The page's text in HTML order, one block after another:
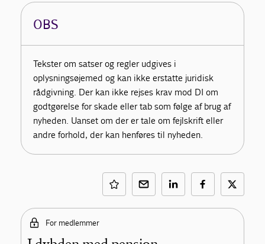
OBS
Tekster om satser og regler udgives i
oplysningsøjemed og kan ikke erstatte juridisk
rådgivning. Der kan ikke rejses krav mod DI om
godtgørelse for skade eller tab som følge af brug af
nyheden. Uanset om der er tale om fejlskrift eller
andre forhold, der kan henføres til nyheden.
For medlemmer